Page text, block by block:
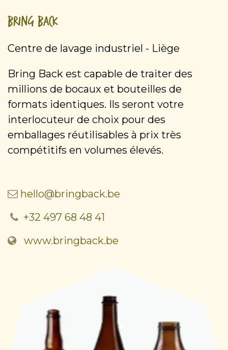
Bring Back
Centre de lavage industriel - Liège
Bring Back est capable de traiter des
millions de bocaux et bouteilles de
formats identiques. Ils seront votre
interlocuteur de choix pour des
emballages réutilisables à prix très
compétitifs en volumes élevés.
hello@bringback.be
+32 497 68 48 41
www.bringback.be